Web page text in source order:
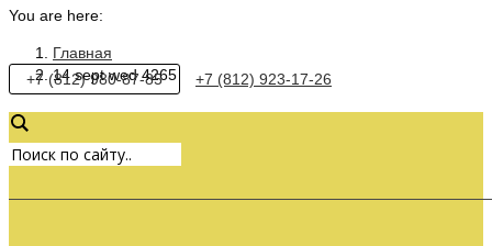
You are here:
Главная
14 sept wed 4265
+7 (812) 980-87-85 +7 (812) 923-17-26